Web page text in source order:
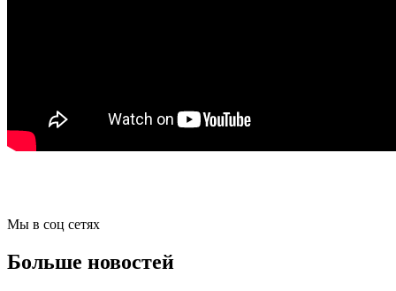
Мы в соц сетях
Больше новостей